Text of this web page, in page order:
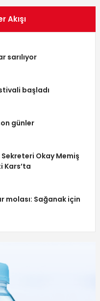
Akışı
sarılıyor
başladı
günler
Okay Memiş
Kars’ta
molası: Sağanak için